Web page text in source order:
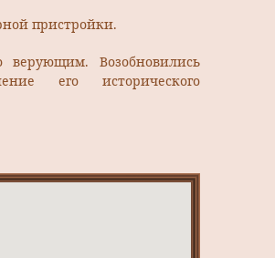
пристройки.
Возобновились
его исторического